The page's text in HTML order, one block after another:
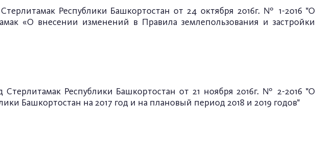
Республики Башкортостан от 24 октября 2016г. № 1-2016 "О
«О внесении изменений в Правила землепользования и застройки
Стерлитамак Республики Башкортостан от 21 ноября 2016г. № 2-2016 "О
Башкортостан на 2017 год и на плановый период 2018 и 2019 годов"